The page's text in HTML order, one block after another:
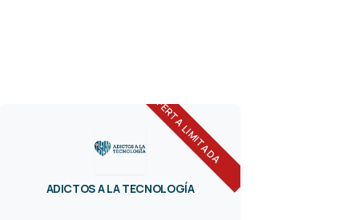
OFERTA LIMITADA
ADICTOS A LA TECNOLOGÍA